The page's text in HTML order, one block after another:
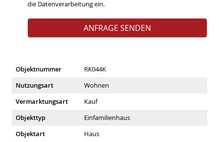
die Datenverarbeitung ein.
Objektnummer
RK044K
Nutzungsart
Wohnen
Vermarktungsart
Kauf
Objekttyp
Einfamilienhaus
Objektart
Haus